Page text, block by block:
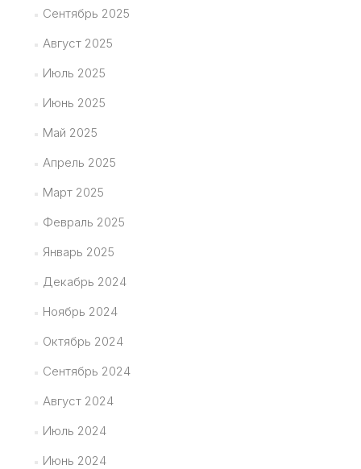
Сентябрь 2025
Август 2025
Июль 2025
Июнь 2025
Май 2025
Апрель 2025
Март 2025
Февраль 2025
Январь 2025
Декабрь 2024
Ноябрь 2024
Октябрь 2024
Сентябрь 2024
Август 2024
Июль 2024
Июнь 2024